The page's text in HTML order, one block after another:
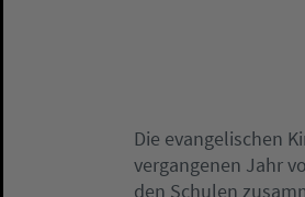
Die evangelischen
vergangenen Jahr
den Schulen